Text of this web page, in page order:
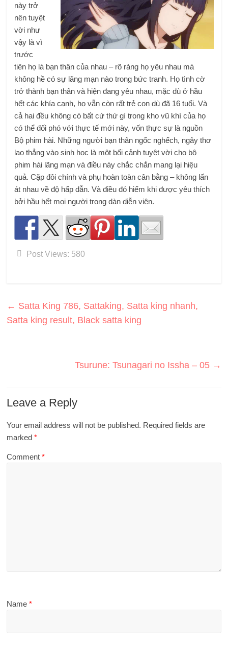
này trở
nên tuyệt
vời như
vậy là vì
trước
tiên họ là bạn thân của nhau – rõ ràng họ yêu nhau mà
không hề có sự lãng mạn nào trong bức tranh. Họ tình cờ
trở thành bạn thân và hiện đang yêu nhau, mặc dù ở hầu
hết các khía cạnh, họ vẫn còn rất trẻ con dù đã 16 tuổi. Và
cả hai đều không có bất cứ thứ gì trong kho vũ khí của họ
có thể đối phó với thực tế mới này, vốn thực sự là nguồn
Bộ phim hài. Những người bạn thân ngốc nghếch, ngây thơ
lao thẳng vào sinh học là một bối cảnh tuyệt vời cho bộ
phim hài lãng mạn và điều này chắc chắn mang lại hiệu
quả. Cặp đôi chính và phụ hoàn toàn cân bằng – không lấn
át nhau về độ hấp dẫn. Và điều đó hiếm khi được yêu thích
bởi hầu hết mọi người trong dàn diễn viên.
Post Views: 580
← Satta King 786, Sattaking, Satta king nhanh,
Satta king result, Black satta king
Tsurune: Tsunagari no Issha – 05 →
Leave a Reply
Your email address will not be published. Required fields are
marked*
Comment*
Name*